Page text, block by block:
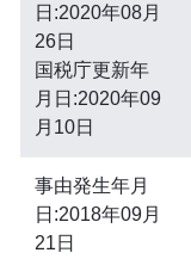
日:2020年08月
26日
国税庁更新年
月日:2020年09
月10日
事由発生年月
日:2018年09月
21日